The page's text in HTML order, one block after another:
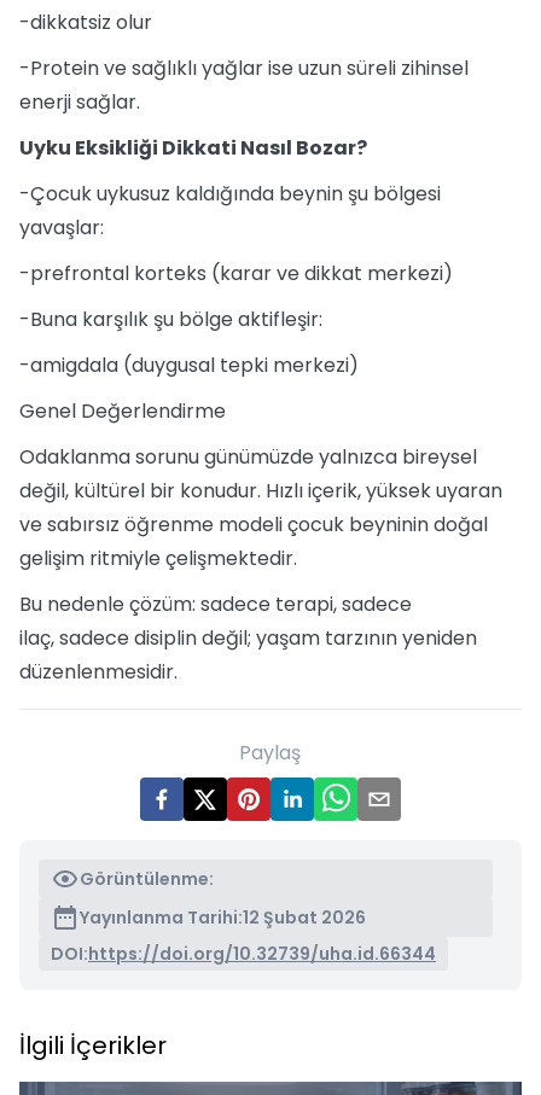
-dikkatsiz olur
-Protein ve sağlıklı yağlar ise uzun süreli zihinsel
enerji sağlar.
Uyku Eksikliği Dikkati Nasıl Bozar?
-Çocuk uykusuz kaldığında beynin şu bölgesi
yavaşlar:
-prefrontal korteks (karar ve dikkat merkezi)
-Buna karşılık şu bölge aktifleşir:
-amigdala (duygusal tepki merkezi)
Genel Değerlendirme
Odaklanma sorunu günümüzde yalnızca bireysel
değil, kültürel bir konudur. Hızlı içerik, yüksek uyaran
ve sabırsız öğrenme modeli çocuk beyninin doğal
gelişim ritmiyle çelişmektedir.
Bu nedenle çözüm: sadece terapi, sadece
ilaç, sadece disiplin değil; yaşam tarzının yeniden
düzenlenmesidir.
Paylaş
Görüntülenme:
Yayınlanma Tarihi:12 Şubat 2026
DOI:https://doi.org/10.32739/uha.id.66344
İlgili İçerikler